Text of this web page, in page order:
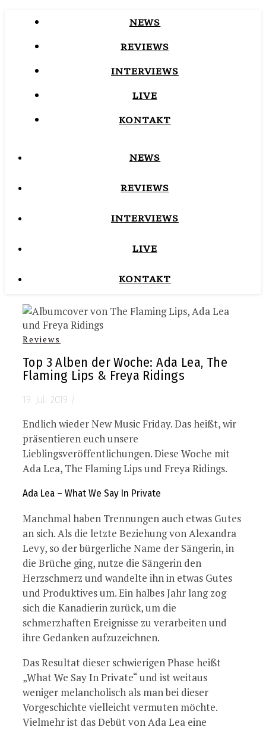
NEWS
REVIEWS
INTERVIEWS
LIVE
KONTAKT
NEWS
REVIEWS
INTERVIEWS
LIVE
KONTAKT
Reviews
Top 3 Alben der Woche: Ada Lea, The
Flaming Lips & Freya Ridings
19. Juli 2019 /
Endlich wieder New Music Friday. Das heißt, wir
präsentieren euch unsere
Lieblingsveröffentlichungen. Diese Woche mit
Ada Lea, The Flaming Lips und Freya Ridings.
Ada Lea – What We Say In Private
Manchmal haben Trennungen auch etwas Gutes
an sich. Als die letzte Beziehung von Alexandra
Levy, so der bürgerliche Name der Sängerin, in
die Brüche ging, nutze die Sängerin den
Herzschmerz und wandelte ihn in etwas Gutes
und Produktives um. Ein halbes Jahr lang zog
sich die Kanadierin zurück, um die
schmerzhaften Ereignisse zu verarbeiten und
ihre Gedanken aufzuzeichnen.
Das Resultat dieser schwierigen Phase heißt
„What We Say In Private“ und ist weitaus
weniger melancholisch als man bei dieser
Vorgeschichte vielleicht vermuten möchte.
Vielmehr ist das Debüt von Ada Lea eine